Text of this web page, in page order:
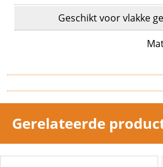
Geschikt voor vlakke
Aantal
Oliestop/
Gerelateerde